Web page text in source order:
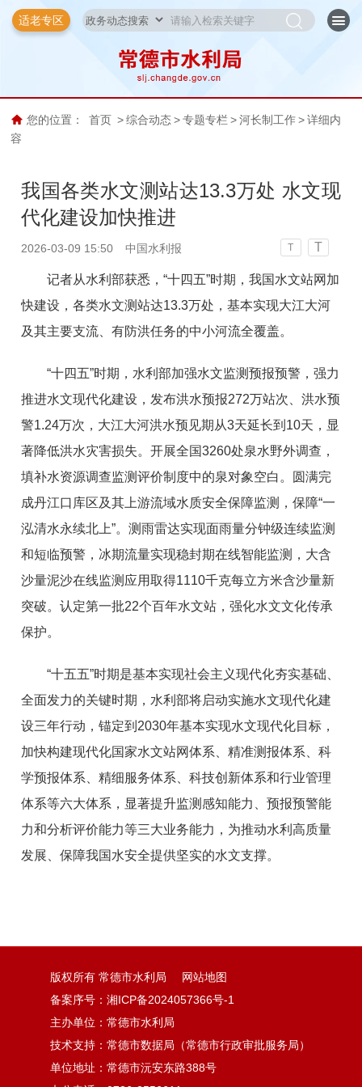
适老专区
您的位置： 首页 > 综合动态 > 专题专栏 > 河长制工作 > 详细内
容
我国各类水文测站达13.3万处 水文现
代化建设加快推进
2026-03-09 15:50 中国水利报 T T
记者从水利部获悉，“十四五”时期，我国水文站网加
快建设，各类水文测站达13.3万处，基本实现大江大河
及其主要支流、有防洪任务的中小河流全覆盖。
“十四五”时期，水利部加强水文监测预报预警，强力
推进水文现代化建设，发布洪水预报272万站次、洪水预
警1.24万次，大江大河洪水预见期从3天延长到10天，显
著降低洪水灾害损失。开展全国3260处泉水野外调查，
填补水资源调查监测评价制度中的泉对象空白。圆满完
成丹江口库区及其上游流域水质安全保障监测，保障“一
泓清水永续北上”。测雨雷达实现面雨量分钟级连续监测
和短临预警，冰期流量实现稳封期在线智能监测，大含
沙量泥沙在线监测应用取得1110千克每立方米含沙量新
突破。认定第一批22个百年水文站，强化水文文化传承
保护。
“十五五”时期是基本实现社会主义现代化夯实基础、
全面发力的关键时期，水利部将启动实施水文现代化建
设三年行动，锚定到2030年基本实现水文现代化目标，
加快构建现代化国家水文站网体系、精准测报体系、科
学预报体系、精细服务体系、科技创新体系和行业管理
体系等六大体系，显著提升监测感知能力、预报预警能
力和分析评价能力等三大业务能力，为推动水利高质量
发展、保障我国水安全提供坚实的水文支撑。
版权所有 常德市水利局
网站地图
备案序号：湘ICP备2024057366号-1
主办单位：常德市水利局
技术支持：常德市数据局（常德市行政审批服务局）
单位地址：常德市沅安东路388号